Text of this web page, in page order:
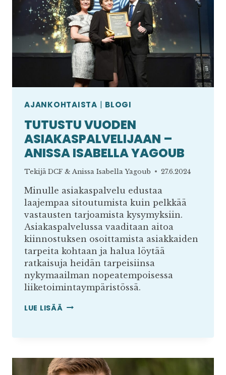
AJANKOHTAISTA | BLOGI
TUTUSTU VUODEN
ASIAKASPALVELIJAAN –
ANISSA ISABELLA YAGOUB
Tekijä DCF & Anissa Isabella Yagoub 27.6.2024
Minulle asiakaspalvelu edustaa
laajempaa sitoutumista kuin pelkkää
vastausten tarjoamista kysymyksiin.
Asiakaspalvelussa vaaditaan aitoa
kiinnostuksen osoittamista asiakkaiden
tarpeita kohtaan ja halua löytää
ratkaisuja heidän tarpeisiinsa
nykymaailman nopeatempoisessa
liiketoimintaympäristössä.
LUE LISÄÄ TUTUSTU
ISABELLA
YAGOUB